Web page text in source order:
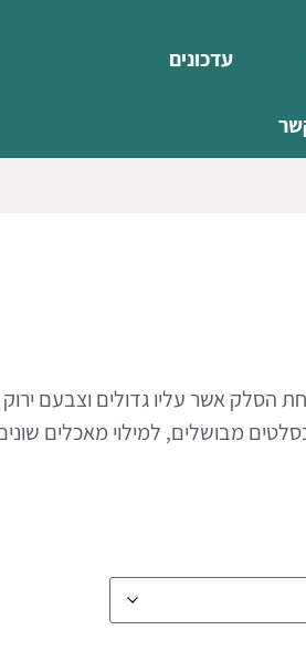
עדכונים
הסלק אשר עליו גדולים וצבעם
מבושלים, למילוי מאכלים